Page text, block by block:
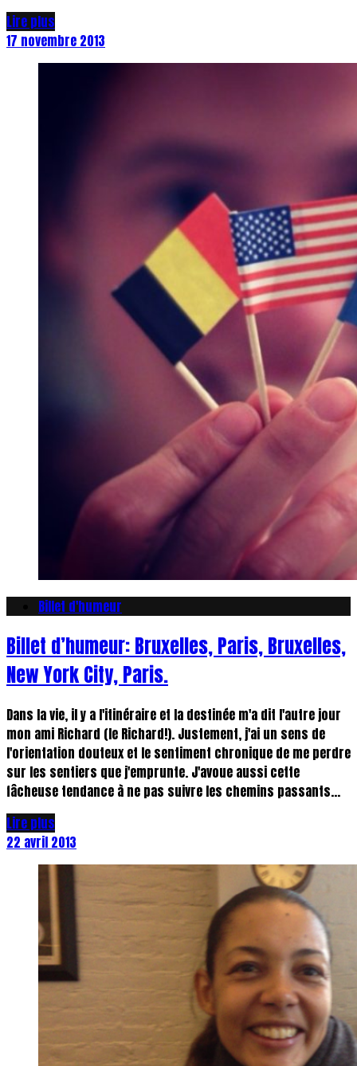
Lire plus
17 novembre 2013
Billet d'humeur
Billet d’humeur: Bruxelles, Paris, Bruxelles,
New York City, Paris.
Dans la vie, il y a l'itinéraire et la destinée m'a dit l'autre jour
mon ami Richard (le Richard!). Justement, j'ai un sens de
l'orientation douteux et le sentiment chronique de me perdre
sur les sentiers que j'emprunte. J'avoue aussi cette
fâcheuse tendance à ne pas suivre les chemins passants...
Lire plus
22 avril 2013